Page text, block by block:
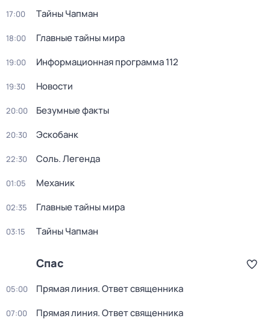
17:00 Тaйны Чапман
18:00 Главные тайны мира
19:00 Информационная программа 112
19:30 Новости
20:00 Безумные факты
20:30 Эскобанк
22:30 Соль. Легенда
01:05 Механик
02:35 Главные тайны мира
03:15 Тaйны Чапман
Спас
05:00 Прямая линия. Ответ священника
07:00 Прямая линия. Ответ священника